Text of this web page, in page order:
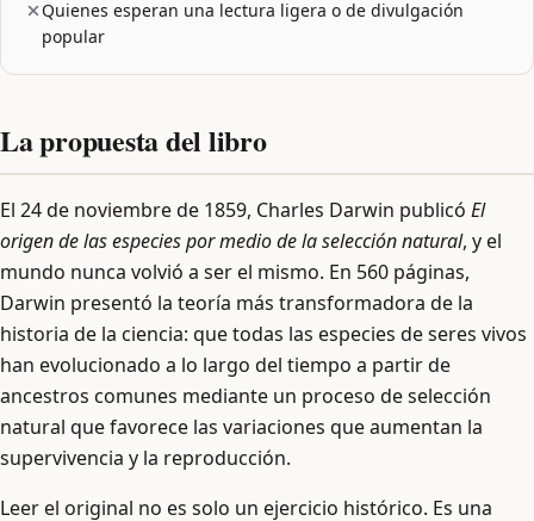
Quienes esperan una lectura ligera o de divulgación
popular
La propuesta del libro
El 24 de noviembre de 1859, Charles Darwin publicó El
origen de las especies por medio de la selección natural, y el
mundo nunca volvió a ser el mismo. En 560 páginas,
Darwin presentó la teoría más transformadora de la
historia de la ciencia: que todas las especies de seres vivos
han evolucionado a lo largo del tiempo a partir de
ancestros comunes mediante un proceso de selección
natural que favorece las variaciones que aumentan la
supervivencia y la reproducción.
Leer el original no es solo un ejercicio histórico. Es una